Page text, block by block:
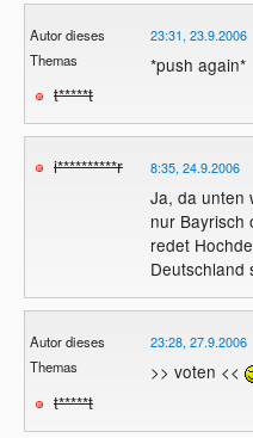
Autor dieses
Themas
t*****t
23:31, 23.9.2006
*push again*
i**********r 8:35, 24.9.2006
Ja, da unten
nur Bayrisch
redet
Deutschland
Autor dieses
Themas
t*****t
23:28, 27.9.2006
>> voten <<